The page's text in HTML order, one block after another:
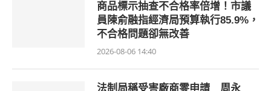
商品標示抽查不合格率倍增！市議
員陳俞融指經濟局預算執行85.9%，
不合格問題卻無改善
2026-08-06 14:40
法制局稱受害廠商零申請 周永